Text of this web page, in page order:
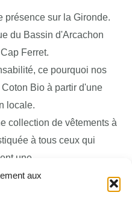
aux
présence sur la Gironde.
du Bassin d'Arcachon
Ferret.
ce pourquoi nos
Bio à partir d'une
locale.
collection de vêtements à
à tous ceux qui
une
et élégante pour
unique. Nous sommes